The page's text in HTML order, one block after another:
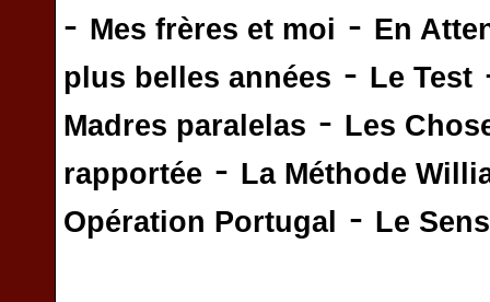
- Mes frères et moi - En
plus belles années - Le Test
Madres paralelas - Les
rapportée - La Méthode
Opération Portugal
- Le